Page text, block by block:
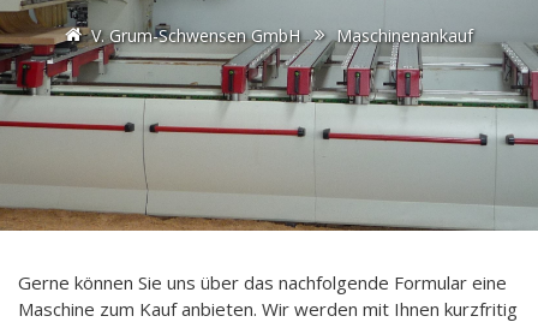
V. Grum-Schwensen GmbH Maschinenankauf
Gerne können Sie uns über das nachfolgende Formular eine
Maschine zum Kauf anbieten. Wir werden mit Ihnen kurzfritig